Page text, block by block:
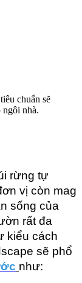
chuẩn sẽ
nhà.
rừng tự
vị còn mag
sống của
rất đa
kiểu cách
sẽ phổ
như: